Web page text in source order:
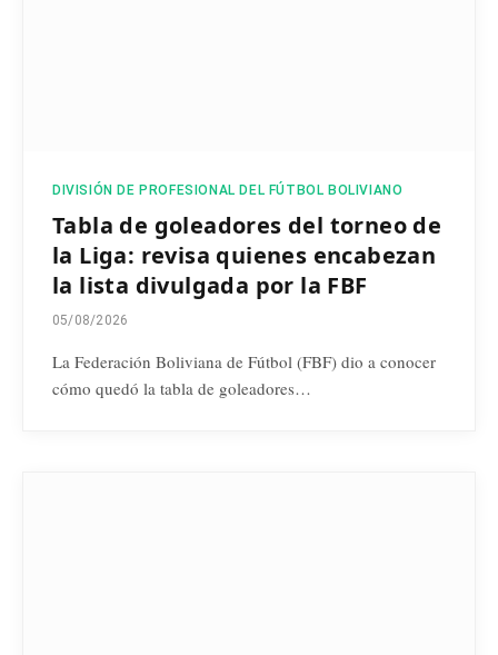
DIVISIÓN DE PROFESIONAL DEL FÚTBOL BOLIVIANO
Tabla de goleadores del torneo de
la Liga: revisa quienes encabezan
la lista divulgada por la FBF
05/08/2026
La Federación Boliviana de Fútbol (FBF) dio a conocer
cómo quedó la tabla de goleadores…